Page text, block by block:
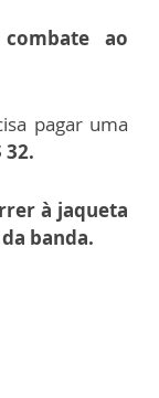
combate ao
pagar uma
32.
à jaqueta
banda.